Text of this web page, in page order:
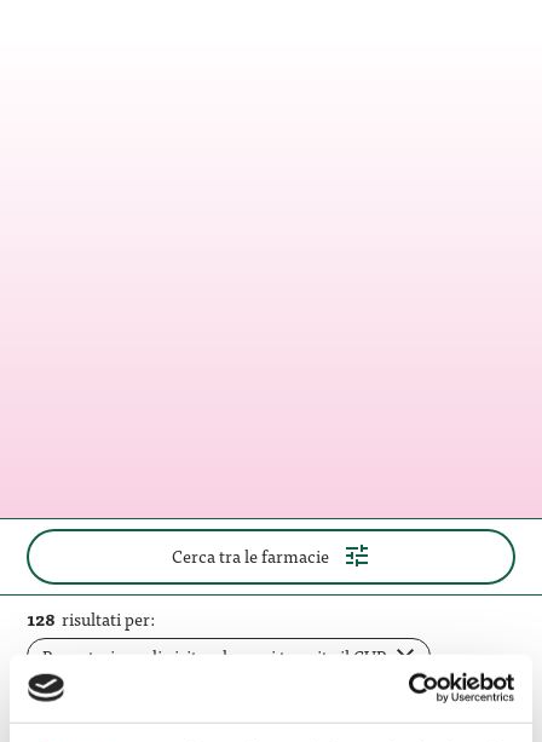
Cerca tra le farmacie (apri
pannello
128 risultati per:
Prenotazione di visite ed esami tramite il CUPrimuovi
filtro
Elimina tutti i filtri